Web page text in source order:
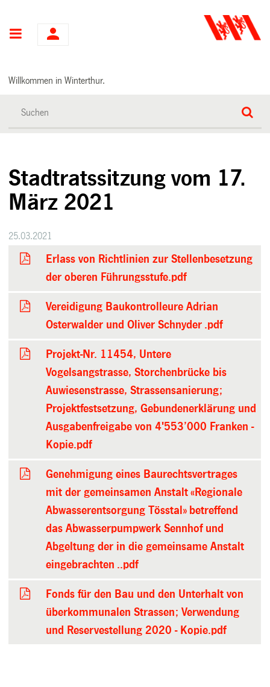
Hauptnavigation
Willkommen in Winterthur.
Stadtratssitzung vom 17.
März 2021
25.03.2021
Erlass von Richtlinien zur Stellenbesetzung
der oberen Führungsstufe.pdf
Vereidigung Baukontrolleure Adrian
Osterwalder und Oliver Schnyder .pdf
Projekt-Nr. 11454, Untere
Vogelsangstrasse, Storchenbrücke bis
Auwiesenstrasse, Strassensanierung;
Projektfestsetzung, Gebundenerklärung und
Ausgabenfreigabe von 4'553’000 Franken -
Kopie.pdf
Genehmigung eines Baurechtsvertrages
mit der gemeinsamen Anstalt «Regionale
Abwasserentsorgung Tösstal» betreffend
das Abwasserpumpwerk Sennhof und
Abgeltung der in die gemeinsame Anstalt
eingebrachten ..pdf
Fonds für den Bau und den Unterhalt von
überkommunalen Strassen; Verwendung
und Reservestellung 2020 - Kopie.pdf